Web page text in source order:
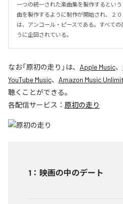
一つの統一された楽曲集を製作するとい
曲を製作するように制作が開始され、２
は、アンコール・ピースである。すべて
うに企図されている。
なお「原初の走り 」は、 Apple Music、
YouTube Music、 Amazon Music
聴くことができる。
各配信サービス： 原初の走り
1 ： 映画の中のデート